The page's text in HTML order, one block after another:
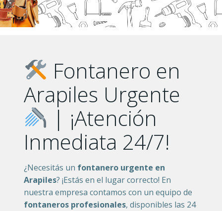
Fontanero en
Arapiles Urgente
| ¡Atención
Inmediata 24/7!
¿Necesitás un fontanero urgente en
Arapiles? ¡Estás en el lugar correcto! En
nuestra empresa contamos con un equipo de
fontaneros profesionales, disponibles las 24